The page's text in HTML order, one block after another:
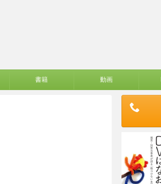
書籍 動画